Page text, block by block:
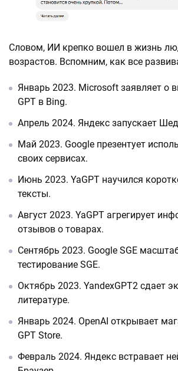
Словом, ИИ крепко вошел в жизнь
возрастов. Вспомним, как все
Январь 2023. Microsoft заявляет о
GPT в Bing.
Апрель 2024. Яндекс запускает
Май 2023. Google презентует
своих сервисах.
Июнь 2023. YaGPT научился
тексты.
Август 2023. YaGPT агрегирует
отзывов о товарах.
Сентябрь 2023. Google SGE
тестирование SGE.
Октябрь 2023. YandexGPT2 сдает
литературе.
Январь 2024. OpenAI открывает
GPT Store.
Февраль 2024. Яндекс встравает